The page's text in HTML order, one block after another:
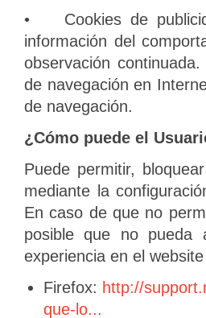
• Cookies de
información del
observación
de navegación en
de navegación.
¿Cómo puede el
Puede permitir,
mediante la
En caso de que no
posible que no pueda
experiencia en el
Firefox: http://
que-lo...